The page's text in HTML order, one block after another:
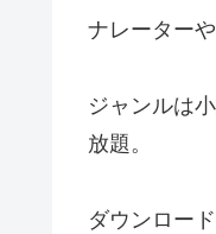
ナレーター
ジャンルは
放題。
ダウンロー